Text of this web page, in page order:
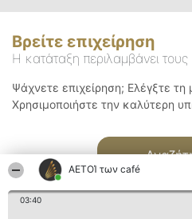
ΑΕΤΟΊ των café
03:40
Βρείτε επιχείρηση
Η κατάταξη περιλαμβάνει
Ψάχνετε επιχείρηση; Ελέγξτε
Χρησιμοποιήστε την καλύτερη